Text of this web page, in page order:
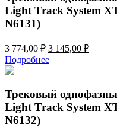
Light Track System
N6131)
3 774,00₽ Первоначальная
цена
составляла
774,00 ₽.
3 145,00 ₽
Подробнее
Трековый
Light Track System
N6132)